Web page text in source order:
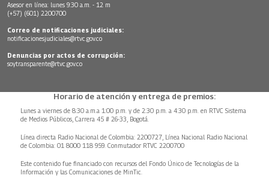
Asesor en línea: lunes 9:30 a.m. - 12 m
(+57) (601) 2200700
Correo de notificaciones judiciales:
notificacionesjudiciales@rtvc.gov.co
Denuncias por actos de corrupción:
soytransparente@rtvc.gov.co
Horario de atención y entrega de premios:
Lunes a viernes de 8:30 a.m.a 1:00 p.m. y de 2:30 p.m. a 4:30 p.m. en RTVC Sistema
de Medios Públicos, Carrera 45 # 26-33, Bogotá.
Línea directa Radio Nacional de Colombia: 2200727, Línea Nacional Radio Nacional
de Colombia: 01 8000 118 959. Conmutador RTVC 2200700
Este contenido fue financiado con recursos del Fondo Único de Tecnologías de la
Información y las Comunicaciones de MinTic.